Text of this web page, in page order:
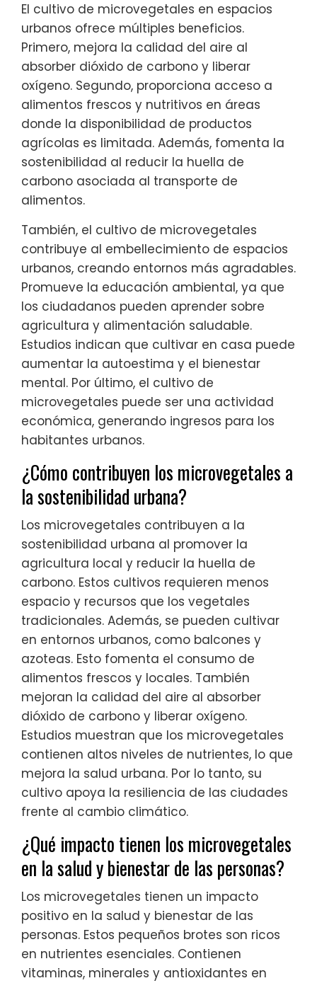
El cultivo de microvegetales en espacios
urbanos ofrece múltiples beneficios.
Primero, mejora la calidad del aire al
absorber dióxido de carbono y liberar
oxígeno. Segundo, proporciona acceso a
alimentos frescos y nutritivos en áreas
donde la disponibilidad de productos
agrícolas es limitada. Además, fomenta la
sostenibilidad al reducir la huella de
carbono asociada al transporte de
alimentos.
También, el cultivo de microvegetales
contribuye al embellecimiento de espacios
urbanos, creando entornos más agradables.
Promueve la educación ambiental, ya que
los ciudadanos pueden aprender sobre
agricultura y alimentación saludable.
Estudios indican que cultivar en casa puede
aumentar la autoestima y el bienestar
mental. Por último, el cultivo de
microvegetales puede ser una actividad
económica, generando ingresos para los
habitantes urbanos.
¿Cómo contribuyen los microvegetales a
la sostenibilidad urbana?
Los microvegetales contribuyen a la
sostenibilidad urbana al promover la
agricultura local y reducir la huella de
carbono. Estos cultivos requieren menos
espacio y recursos que los vegetales
tradicionales. Además, se pueden cultivar
en entornos urbanos, como balcones y
azoteas. Esto fomenta el consumo de
alimentos frescos y locales. También
mejoran la calidad del aire al absorber
dióxido de carbono y liberar oxígeno.
Estudios muestran que los microvegetales
contienen altos niveles de nutrientes, lo que
mejora la salud urbana. Por lo tanto, su
cultivo apoya la resiliencia de las ciudades
frente al cambio climático.
¿Qué impacto tienen los microvegetales
en la salud y bienestar de las personas?
Los microvegetales tienen un impacto
positivo en la salud y bienestar de las
personas. Estos pequeños brotes son ricos
en nutrientes esenciales. Contienen
vitaminas, minerales y antioxidantes en